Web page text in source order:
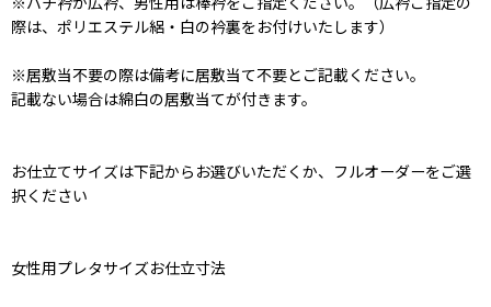
際は、ポリエステル絽・白の衿裏をお付けいたします）
※居敷当不要の際は備考に居敷当て不要とご記載ください。
記載ない場合は綿白の居敷当てが付きます。
お仕立てサイズは下記からお選びいただくか、フルオーダーをご選
択ください
女性用プレタサイズお仕立寸法